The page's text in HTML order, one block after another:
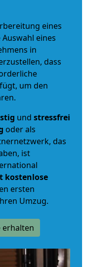
eines
eines
in
dass
um den
und stressfrei
oder als
das
ist
kostenlose
ersten
Umzug.
erhalten